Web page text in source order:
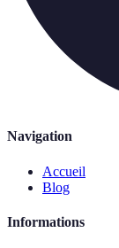
Navigation
Accueil
Blog
Informations